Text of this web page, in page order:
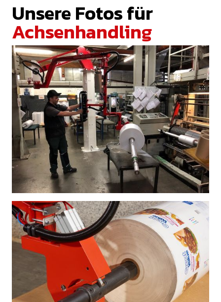
Unsere Fotos für
Achsenhandling